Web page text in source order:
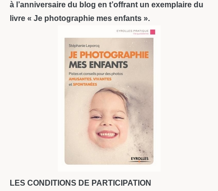
à l’anniversaire du blog en t’offrant un exemplaire du
livre « Je photographie mes enfants ».
LES CONDITIONS DE PARTICIPATION